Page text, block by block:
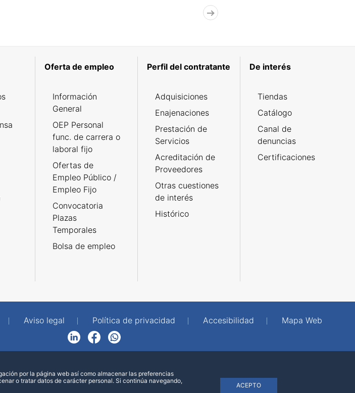
Oferta de empleo
Información
General
OEP Personal
func. de carrera o
laboral fijo
Ofertas de
Empleo Público /
Empleo Fijo
Convocatoria
Plazas
Temporales
Bolsa de empleo
Perfil del contratante
Adquisiciones
Enajenaciones
Prestación de
Servicios
Acreditación de
Proveedores
Otras cuestiones
de interés
Histórico
De interés
Tiendas
Catálogo
Canal de
denuncias
Certificaciones
Aviso legal Política de privacidad Accesibilidad
Mapa Web
FacebookWhatsApp
por la página web así como almacenar las preferencias
o tratar datos de carácter personal. Si continúa navegando,
ACEPTO